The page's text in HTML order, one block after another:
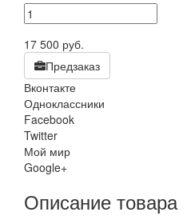
17 500 руб.
Предзаказ
Вконтакте
Одноклассники
Facebook
Twitter
Мой мир
Google+
Описание товара